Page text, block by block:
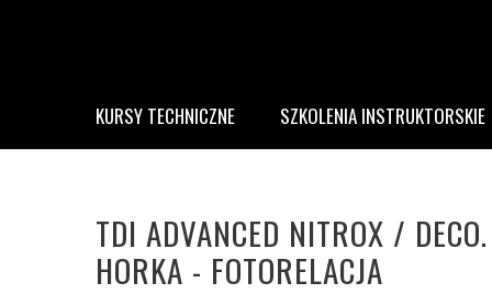
KURSY TECHNICZNE SZKOLENIA INSTRUKTORSKIE
TDI ADVANCED NITROX /
HORKA - FOTORELACJA